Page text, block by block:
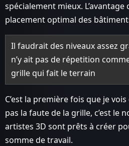
spécialement mieux. L’avantage
placement optimal des
Il faudrait des niveaux assez
n’y ait pas de répetition
grille qui fait le terrain
C’est la première fois que je
pas la faute de la grille, c’est le
artistes 3D sont prêts à créer
somme de travail.